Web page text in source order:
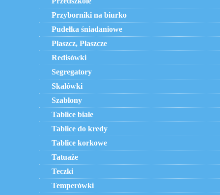
Przyborniki na biurko
Pudełka śniadaniowe
Płaszcz, Płaszcze
Redisówki
Segregatory
Skalówki
Szablony
Tablice białe
Tablice do kredy
Tablice korkowe
Tatuaże
Teczki
Temperówki